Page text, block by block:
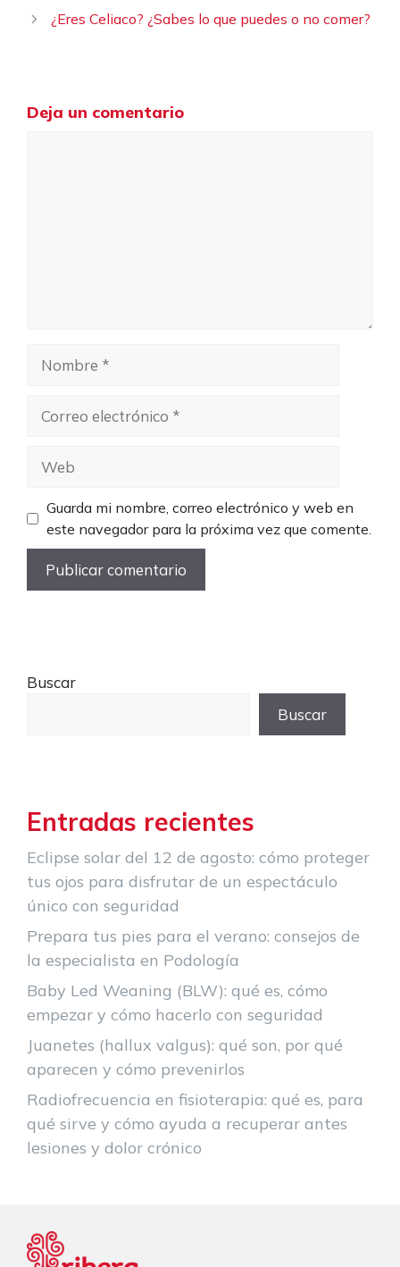
¿Eres Celiaco? ¿Sabes lo que puedes o no comer?
Deja un comentario
Nombre
electrónico
Guarda mi nombre, correo electrónico y web en
este navegador para la próxima vez que comente.
Buscar
Buscar
Entradas recientes
Eclipse solar del 12 de agosto: cómo proteger
tus ojos para disfrutar de un espectáculo
único con seguridad
Prepara tus pies para el verano: consejos de
la especialista en Podología
Baby Led Weaning (BLW): qué es, cómo
empezar y cómo hacerlo con seguridad
Juanetes (hallux valgus): qué son, por qué
aparecen y cómo prevenirlos
Radiofrecuencia en fisioterapia: qué es, para
qué sirve y cómo ayuda a recuperar antes
lesiones y dolor crónico